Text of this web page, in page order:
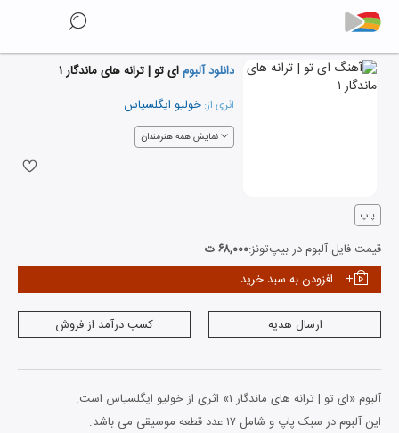
دانلود آلبومای تو | ترانه های ماندگار ۱
اثری از: خولیو ایگلسیاس
نمایش همه هنرمندان
پاپ
قیمت فایل آلبوم در بیپ‌تونز:۶۸,۰۰۰ ت
افزودن به سبد خرید
ارسال هدیه کسب درآمد از فروش
آلبوم «ای تو | ترانه های ماندگار ۱» اثری از خولیو ایگلسیاس است.
این آلبوم در سبک پاپ و شامل ۱۷ عدد قطعه موسیقی می باشد.